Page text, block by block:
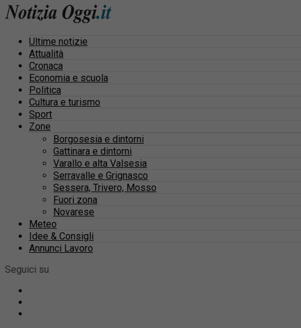
Ultime notizie
Attualità
Cronaca
Economia e scuola
Politica
Cultura e turismo
Sport
Zone
Borgosesia e dintorni
Gattinara e dintorni
Varallo e alta Valsesia
Serravalle e Grignasco
Sessera, Trivero, Mosso
Fuori zona
Novarese
Meteo
Idee & Consigli
Annunci Lavoro
Seguici su